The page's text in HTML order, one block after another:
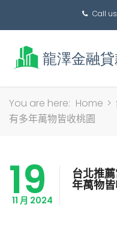
Call
You are here: Home >
有多年萬物皆收桃園
19
11 月 2024
台北推
年萬物